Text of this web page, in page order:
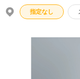
3万円以下のプラン
指定なし